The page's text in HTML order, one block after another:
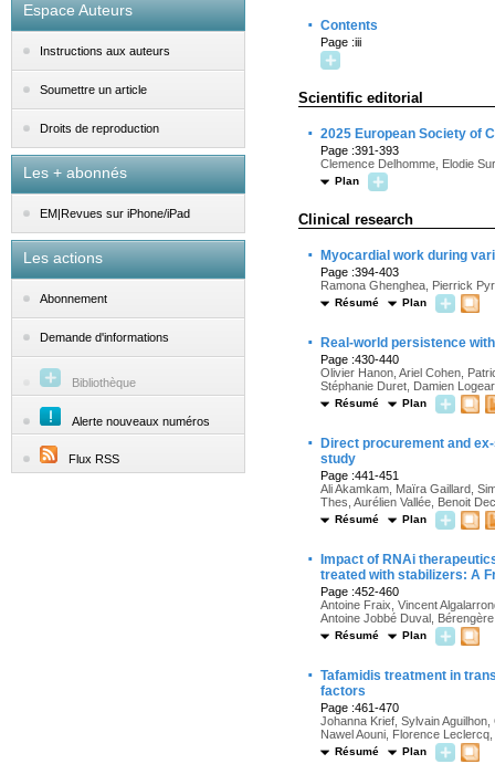
Espace Auteurs
Instructions aux auteurs
Soumettre un article
Droits de reproduction
Les + abonnés
EM|Revues sur iPhone/iPad
Les actions
Abonnement
Demande d'informations
Bibliothèque
Alerte nouveaux numéros
Flux RSS
· Contents
Page :iii
Scientific editorial
· 2025 European Society of
Page :391-393
Clemence Delhomme, Elodie
Plan
Clinical research
· Myocardial work during
Page :394-403
Ramona Ghenghea, Pierrick
Résumé Plan
· Real-world persistence
Page :430-440
Olivier Hanon, Ariel Cohen,
Stéphanie Duret, Damien
Résumé Plan
·
Direct procurement and
study
Page :441-451
Ali Akamkam, Maïra Gaillard,
Thes, Aurélien Vallée, Benoit
Résumé Plan
·
Impact of RNAi
treated with stabilizers: A
Page :452-460
Antoine Fraix, Vincent
Antoine Jobbé Duval,
Résumé Plan
· Tafamidis treatment in
factors
Page :461-470
Johanna Krief, Sylvain
Nawel Aouni, Florence
Résumé Plan